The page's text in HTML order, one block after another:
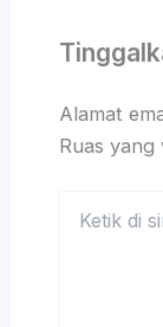
Alamat
Ruas yang